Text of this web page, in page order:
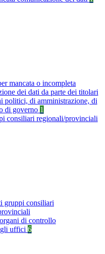
mancata o incompleta
dei dati da parte dei titolari
politici, di amministrazione, di
di governo 1
consiliari regionali/provinciali
gruppi consiliari
di controllo
uffici 6